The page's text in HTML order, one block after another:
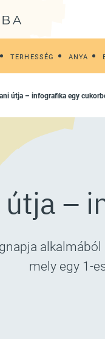
TERHESSÉG ANYA
Dani útja – infografika egy
útja –
mely egy 1-